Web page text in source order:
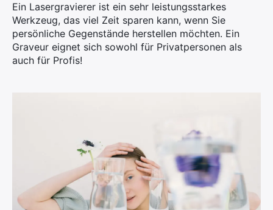
Ein Lasergravierer ist ein sehr leistungsstarkes
Werkzeug, das viel Zeit sparen kann, wenn Sie
persönliche Gegenstände herstellen möchten. Ein
Graveur eignet sich sowohl für Privatpersonen als
auch für Profis!